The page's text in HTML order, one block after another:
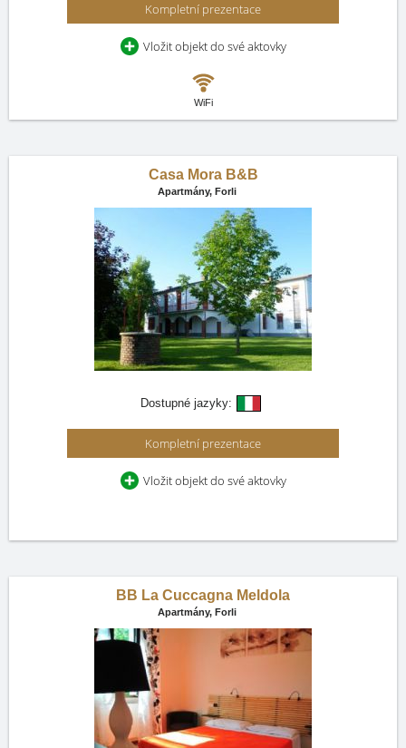
Kompletní prezentace
Vložit objekt do své aktovky
WiFi
Casa Mora B&B
Apartmány, Forli
Dostupné jazyky:
Kompletní prezentace
Vložit objekt do své aktovky
BB La Cuccagna Meldola
Apartmány, Forli